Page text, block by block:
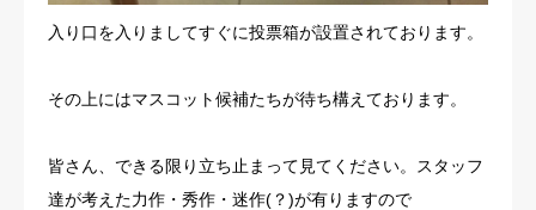
入り口を入りましてすぐに投票箱が設置されております。
その上にはマスコット候補たちが待ち構えております。
皆さん、できる限り立ち止まって見てください。スタッフ
達が考えた力作・秀作・迷作(？)が有りますので